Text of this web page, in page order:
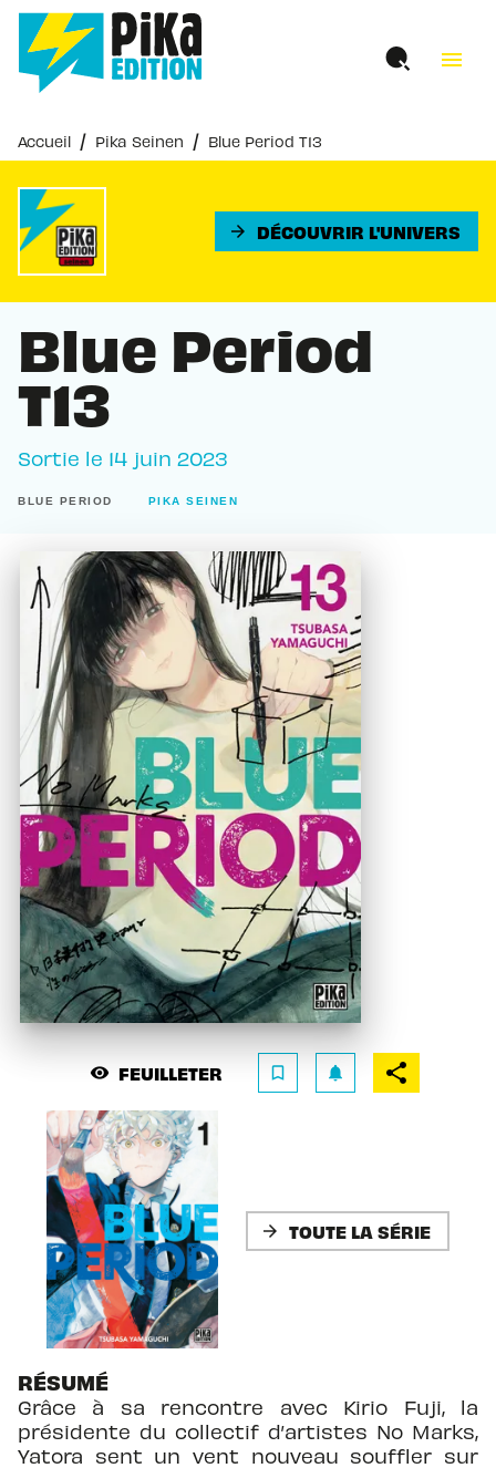
MENU RECHERCHE
PIED DE PAGE
menu
Accueil / Pika Seinen / Blue Period T13
arrow_forward DÉCOUVRIR L'UNIVERS
Blue Period
T13
Sortie le 14 juin 2023
BLUE PERIOD PIKA SEINEN
visibility FEUILLETER bookmark_border notifications
arrow_forward TOUTE LA SÉRIE
RÉSUMÉ
Grâce à sa rencontre avec Kirio Fuji, la
présidente du collectif d’artistes No Marks,
Yatora sent un vent nouveau souffler sur